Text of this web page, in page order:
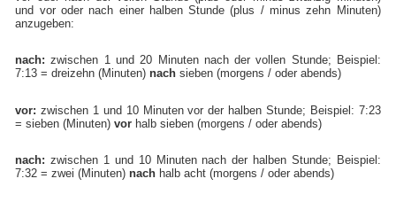
und vor oder nach einer halben Stunde (plus / minus zehn Minuten)
anzugeben:
nach: zwischen 1 und 20 Minuten nach der vollen Stunde; Beispiel:
7:13 = dreizehn (Minuten)nach sieben (morgens / oder abends)
vor: zwischen 1 und 10 Minuten vor der halben Stunde; Beispiel: 7:23
= sieben (Minuten)vor halb sieben (morgens / oder abends)
nach: zwischen 1 und 10 Minuten nach der halben Stunde; Beispiel:
7:32 = zwei (Minuten)nach halb acht (morgens / oder abends)